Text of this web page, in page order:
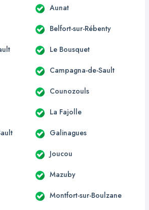
Aunat
Belfort-sur-Rébenty
Le Bousquet
Campagna-de-Sault
Counozouls
La Fajolle
Galinagues
Joucou
Mazuby
Montfort-sur-Boulzane